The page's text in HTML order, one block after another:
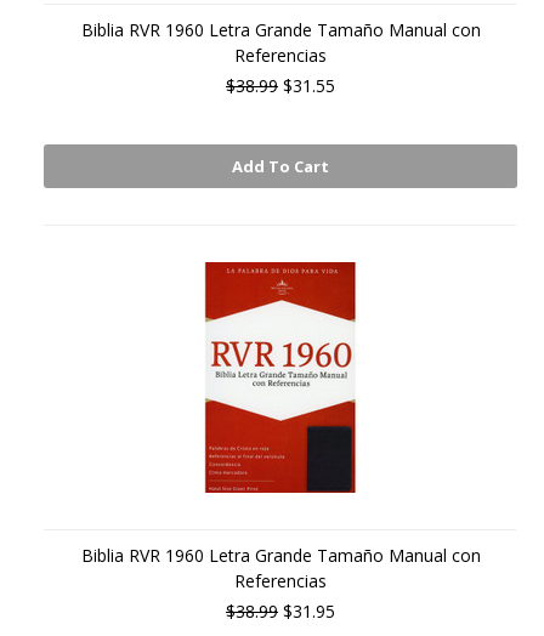
Biblia RVR 1960 Letra Grande Tamaño Manual con
Referencias
$38.99 $31.55
Add To Cart
Biblia RVR 1960 Letra Grande Tamaño Manual con
Referencias
$38.99 $31.95